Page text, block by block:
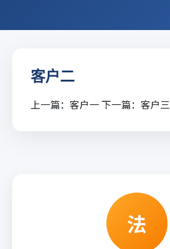
客户二
上一篇： 客户一下一篇： 客户三
法